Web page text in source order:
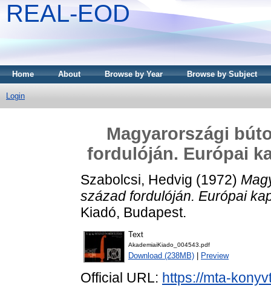
REAL-EOD
Home About Browse by Year Browse by Subject
Login
Magyarországi
fordulóján. Európai
Szabolcsi, Hedvig (1972)
század fordulóján. Európai
Kiadó, Budapest.
Text
AkademiaiKiado_004543.pdf
Download (238MB) Preview
Official URL: https://mta-